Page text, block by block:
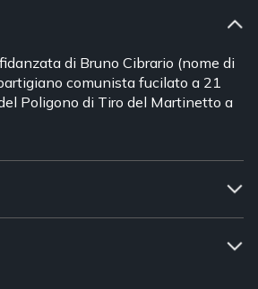
di Bruno Cibrario (nome di
comunista fucilato a 21
Poligono di Tiro del Martinetto a